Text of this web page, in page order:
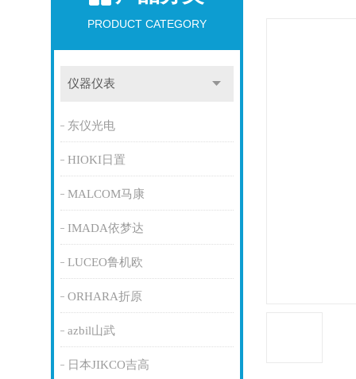
PRODUCT CATEGORY
仪器仪表
东仪光电
HIOKI日置
MALCOM马康
IMADA依梦达
LUCEO鲁机欧
ORHARA折原
azbil山武
日本JIKCO吉高